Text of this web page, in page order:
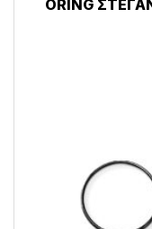
ORING